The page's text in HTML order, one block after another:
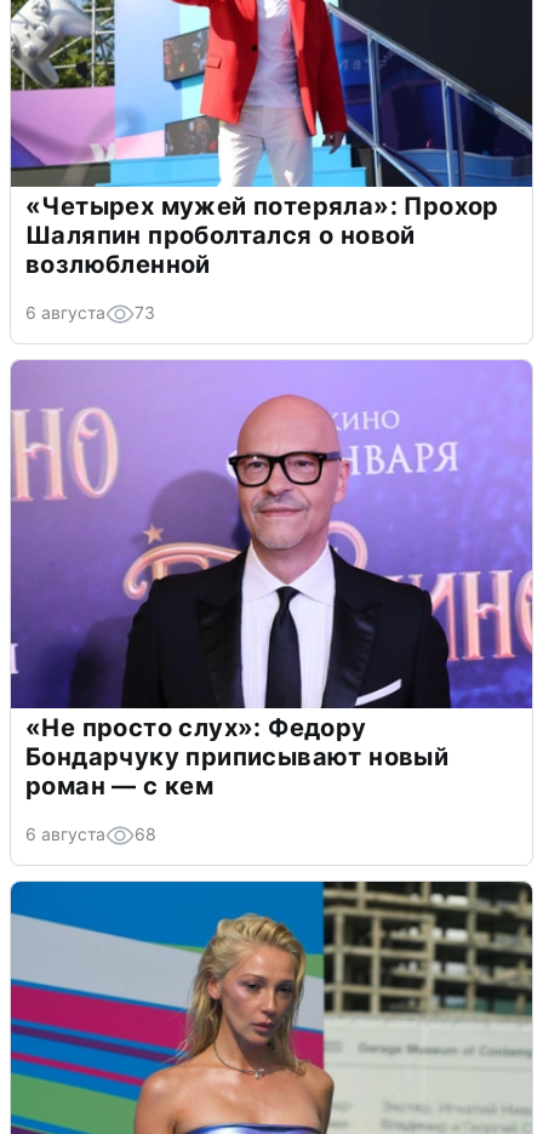
«Четырех мужей потеряла»: Прохор
Шаляпин проболтался о новой
возлюбленной
6 августа 73
«Не просто слух»: Федору
Бондарчуку приписывают новый
роман — с кем
6 августа 68